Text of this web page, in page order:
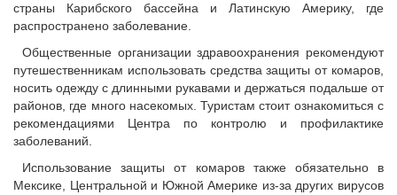
страны Карибского бассейна и Латинскую Америку, где
распространено заболевание.
Общественные организации здравоохранения рекомендуют
путешественникам использовать средства защиты от комаров,
носить одежду с длинными рукавами и держаться подальше от
районов, где много насекомых. Туристам стоит ознакомиться с
рекомендациями Центра по контролю и профилактике
заболеваний.
Использование защиты от комаров также обязательно в
Мексике, Центральной и Южной Америке из-за других вирусов